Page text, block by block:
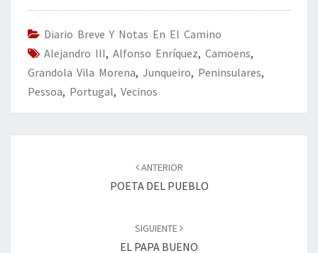
o
o
k
er dI
n
l
p
ar
tir
Diario Breve Y Notas En El Camino
Alejandro III, Alfonso Enríquez, Camoens,
Grandola Vila Morena, Junqueiro, Peninsulares,
Pessoa, Portugal, Vecinos
ANTERIOR
POETA DEL PUEBLO
SIGUIENTE
EL PAPA BUENO